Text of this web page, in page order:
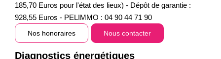
185,70 Euros pour l'état des lieux) - Dépôt de garantie :
928,55 Euros - PELIMMO : 04 90 44 71 90
Nos honoraires Nous contacter
Diagnostics énergétiques